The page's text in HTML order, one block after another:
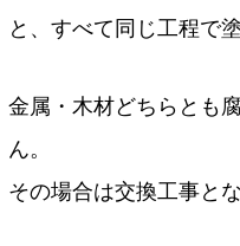
と、すべて同じ工程で
金属・木材どちらとも
ん。
その場合は交換工事と